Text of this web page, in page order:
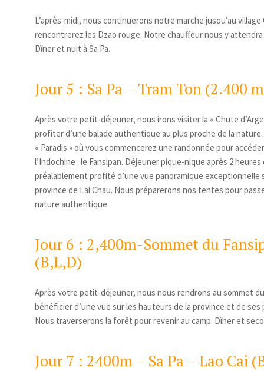
L’après-midi, nous continuerons notre marche jusqu’au village
rencontrerez les Dzao rouge. Notre chauffeur nous y attendra
Dîner et nuit à Sa Pa.
Jour 5 : Sa Pa – Tram Ton (2.400
Après votre petit-déjeuner, nous irons visiter la « Chute
profiter d’une balade authentique au plus proche de la
« Paradis » où vous commencerez une randonnée pour
l’Indochine : le Fansipan. Déjeuner pique-nique après 2
préalablement profité d’une vue panoramique exceptionnelle
province de Lai Chau. Nous préparerons nos tentes pour
nature authentique.
Jour 6 : 2,400m-Sommet du
(B,L,D)
Après votre petit-déjeuner, nous nous rendrons au sommet
bénéficier d’une vue sur les hauteurs de la province et de ses
Nous traverserons la forêt pour revenir au camp. Dîner et
Jour 7 : 2400m – Sa Pa – Lao Cai